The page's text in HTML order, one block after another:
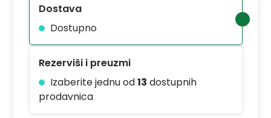
Dostava
Dostupno
Rezerviši i preuzmi
Izaberite jednu od13 dostupnih
prodavnica